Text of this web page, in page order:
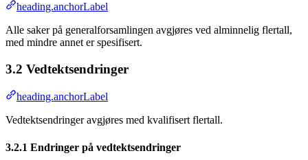
heading.anchorLabel
Alle saker på generalforsamlingen avgjøres ved alminnelig flertall,
med mindre annet er spesifisert.
3.2 Vedtektsendringer
heading.anchorLabel
Vedtektsendringer avgjøres med kvalifisert flertall.
3.2.1 Endringer på vedtektsendringer